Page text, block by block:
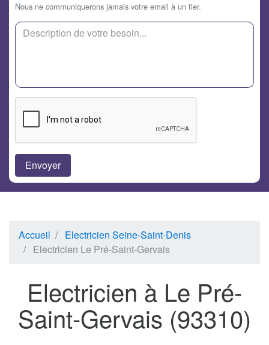
Nous ne communiquerons jamais votre email à un tier.
Accueil
Electricien Seine-Saint-Denis
Electricien Le Pré-Saint-Gervais
Electricien à Le Pré-
Saint-Gervais (93310)